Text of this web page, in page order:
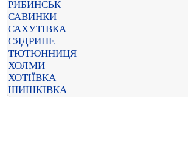
РИБИНСЬК
САВИНКИ
САХУТІВКА
СЯДРИНЕ
ТЮТЮННИЦЯ
ХОЛМИ
ХОТІЇВКА
ШИШКІВКА